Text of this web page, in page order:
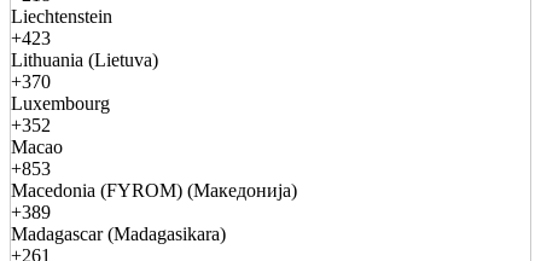
Liechtenstein
+423
Lithuania (Lietuva)
+370
Luxembourg
+352
Macao
+853
Macedonia (FYROM) (Македонија)
+389
Madagascar (Madagasikara)
+261